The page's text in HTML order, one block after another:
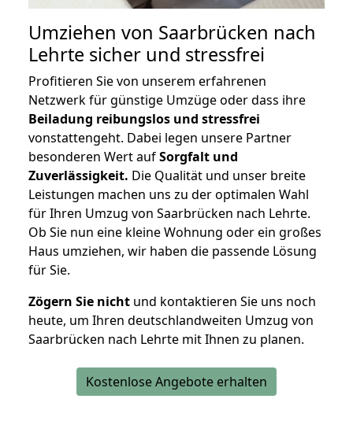
Umziehen von Saarbrücken nach
Lehrte sicher und stressfrei
Profitieren Sie von unserem erfahrenen
Netzwerk für günstige Umzüge oder dass ihre
Beiladung reibungslos und stressfrei
vonstattengeht. Dabei legen unsere Partner
besonderen Wert aufSorgfalt und
Zuverlässigkeit. Die Qualität und unser breite
Leistungen machen uns zu der optimalen Wahl
für Ihren Umzug von Saarbrücken nach Lehrte.
Ob Sie nun eine kleine Wohnung oder ein großes
Haus umziehen, wir haben die passende Lösung
für Sie.
Zögern Sie nicht und kontaktieren Sie uns noch
heute, um Ihren deutschlandweiten Umzug von
Saarbrücken nach Lehrte mit Ihnen zu planen.
Kostenlose Angebote erhalten